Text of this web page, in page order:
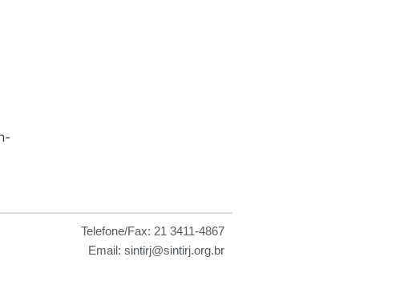
Telefone/Fax: 21 3411-4867
Email: sintirj@sintirj.org.br